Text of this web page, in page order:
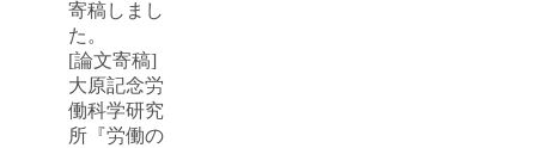
寄稿しまし
た。
[論文寄稿]
大原記念労
働科学研究
所『労働の